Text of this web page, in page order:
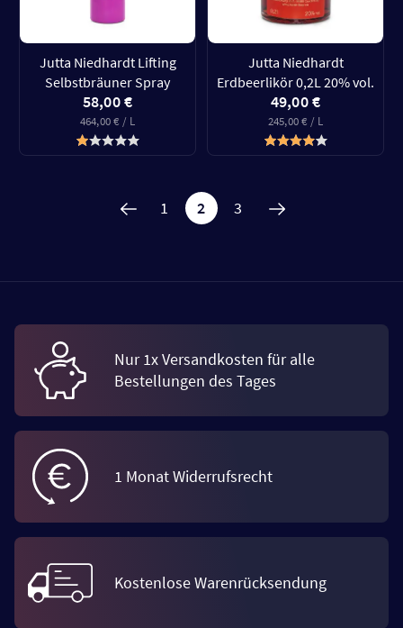
Jutta Niedhardt Lifting
Selbstbräuner Spray
58,00 €
464,00 € / L
Jutta Niedhardt
Erdbeerlikör 0,2L 20% vol.
49,00 €
245,00 € / L
1 2 3
Nur 1x Versandkosten für alle
Bestellungen des Tages
1 Monat Widerrufsrecht
Kostenlose Warenrücksendung